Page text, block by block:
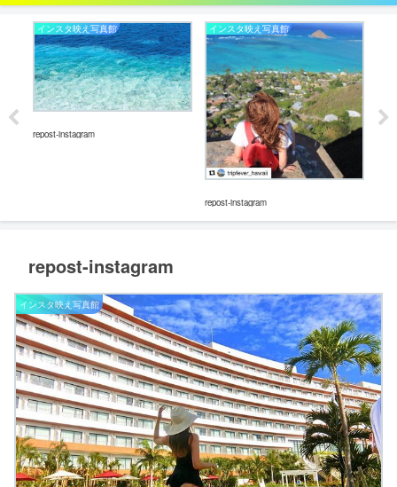
インスタ映え写真館
repost-instagram
インスタ映え写真館
repost-instagram
repost-instagram
インスタ映え写真館